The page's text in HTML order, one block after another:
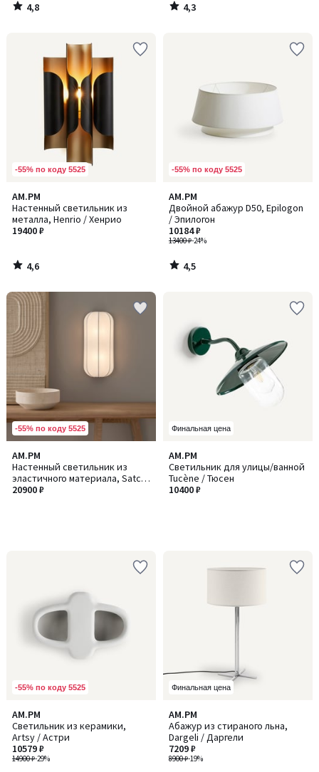
4,8
/
4,3
/
-55% по коду 5525
AM.PM
Настенный светильник из
металла, Henrio / Хенрио
19400 ₽
4,6
/ 5
4,6
/
-55% по коду 5525
AM.PM
Двойной абажур D50, Epilogon
/ Эпилогон
13400 ₽-24%
10184 ₽
4,5
/ 5
4,5
/
-55% по коду 5525
AM.PM
Настенный светильник из
эластичного материала, Satchi
/ Сатши
20900 ₽
Финальная цена
AM.PM
Светильник для улицы/ванной
Tucène / Тюсен
10400 ₽
-55% по коду 5525
AM.PM
Светильник из керамики,
Artsy / Астри
14900 ₽-29%
10579 ₽
4,8
/ 5
Финальная цена
AM.PM
Абажур из стираного льна,
Dargeli / Даргели
8900 ₽-19%
7209 ₽
4
/
5